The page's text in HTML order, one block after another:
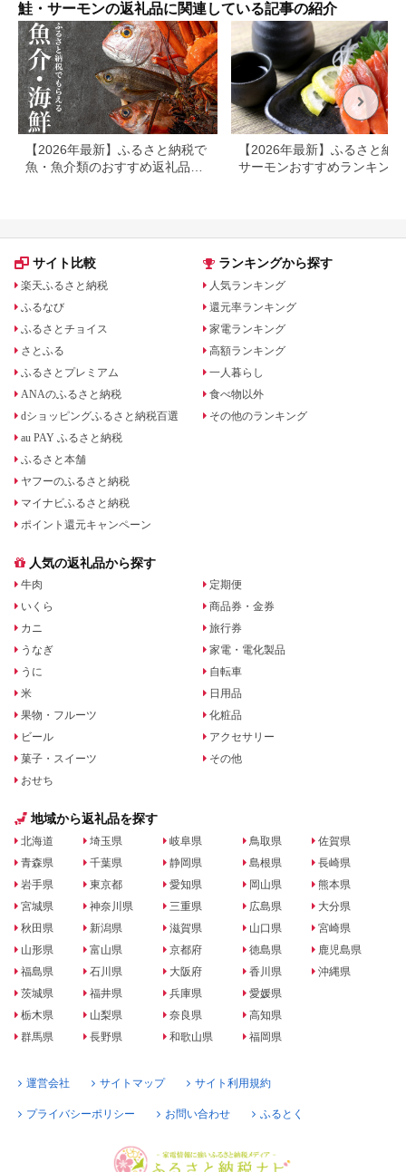
鮭・サーモンの返礼品に関連している記事の紹介
【2026年最新】ふるさと納税で
魚・魚介類のおすすめ返礼品ラ
【2026年最新】ふるさと納
サーモンおすすめランキング
サイト比較
楽天ふるさと納税
ふるなび
ふるさとチョイス
さとふる
ふるさとプレミアム
ANAのふるさと納税
dショッピングふるさと納税百選
au PAY ふるさと納税
ふるさと本舗
ヤフーのふるさと納税
マイナビふるさと納税
ポイント還元キャンペーン
ランキングから探す
人気ランキング
還元率ランキング
家電ランキング
高額ランキング
一人暮らし
食べ物以外
その他のランキング
人気の返礼品から探す
牛肉
いくら
カニ
うなぎ
うに
米
果物・フルーツ
ビール
菓子・スイーツ
おせち
定期便
商品券・金券
旅行券
家電・電化製品
自転車
日用品
化粧品
アクセサリー
その他
地域から返礼品を探す
北海道
青森県
岩手県
宮城県
秋田県
山形県
福島県
茨城県
栃木県
群馬県
埼玉県
千葉県
東京都
神奈川県
新潟県
富山県
石川県
福井県
山梨県
長野県
岐阜県
静岡県
愛知県
三重県
滋賀県
京都府
大阪府
兵庫県
奈良県
和歌山県
鳥取県
島根県
岡山県
広島県
山口県
徳島県
香川県
愛媛県
高知県
福岡県
佐賀県
長崎県
熊本県
大分県
宮崎県
鹿児島県
沖縄県
運営会社 サイトマップ サイト利用規約
プライバシーポリシー お問い合わせ ふるとく